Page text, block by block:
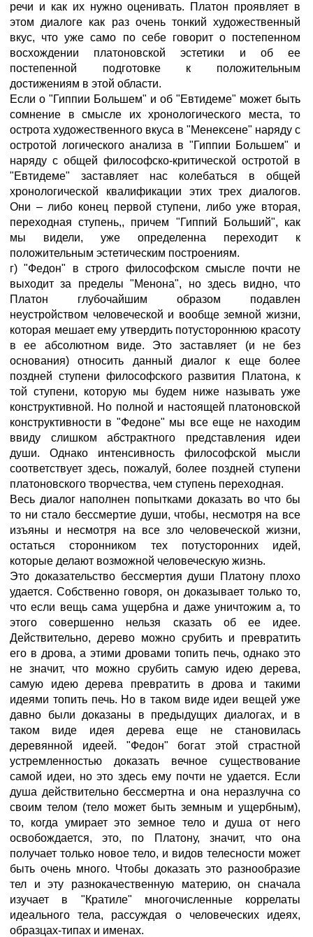
речи и как их нужно оценивать. Платон проявляет в
этом диалоге как раз очень тонкий художественный
вкус, что уже само по себе говорит о постепенном
восхождении платоновской эстетики и об ее
постепенной подготовке к положительным
достижениям в этой области.
Если о "Гиппии Большем" и об "Евтидеме" может быть
сомнение в смысле их хронологического места, то
острота художественного вкуса в "Менексене" наряду с
остротой логического анализа в "Гиппии Большем" и
наряду с общей философско-критической остротой в
"Евтидеме" заставляет нас колебаться в общей
хронологической квалификации этих трех диалогов.
Они – либо конец первой ступени, либо уже вторая,
переходная ступень,, причем "Гиппий Больший", как
мы видели, уже определенна переходит к
положительным эстетическим построениям.
г) "Федон" в строго философском смысле почти не
выходит за пределы "Менона", но здесь видно, что
Платон глубочайшим образом подавлен
неустройством человеческой и вообще земной жизни,
которая мешает ему утвердить потустороннюю красоту
в ее абсолютном виде. Это заставляет (и не без
основания) относить данный диалог к еще более
поздней ступени философского развития Платона, к
той ступени, которую мы будем ниже называть уже
конструктивной. Но полной и настоящей платоновской
конструктивности в "Федоне" мы все еще не находим
ввиду слишком абстрактного представления идеи
души. Однако интенсивность философской мысли
соответствует здесь, пожалуй, более поздней ступени
платоновского творчества, чем ступень переходная.
Весь диалог наполнен попытками доказать во что бы
то ни стало бессмертие души, чтобы, несмотря на все
изъяны и несмотря на все зло человеческой жизни,
остаться сторонником тех потусторонних идей,
которые делают возможной человеческую жизнь.
Это доказательство бессмертия души Платону плохо
удается. Собственно говоря, он доказывает только то,
что если вещь сама ущербна и даже уничтожим а, то
этого совершенно нельзя сказать об ее идее.
Действительно, дерево можно срубить и превратить
его в дрова, а этими дровами топить печь, однако это
не значит, что можно срубить самую идею дерева,
самую идею дерева превратить в дрова и такими
идеями топить печь. Но в таком виде идеи вещей уже
давно были доказаны в предыдущих диалогах, и в
таком виде идея дерева еще не становилась
деревянной идеей. "Федон" богат этой страстной
устремленностью доказать вечное существование
самой идеи, но это здесь ему почти не удается. Если
душа действительно бессмертна и она неразлучна со
своим телом (тело может быть земным и ущербным),
то, когда умирает это земное тело и душа от него
освобождается, это, по Платону, значит, что она
получает только новое тело, и видов телесности может
быть очень много. Чтобы доказать это разнообразие
тел и эту разнокачественную материю, он сначала
изучает в "Кратиле" многочисленные коррелаты
идеального тела, рассуждая о человеческих идеях,
образцах-типах и именах.